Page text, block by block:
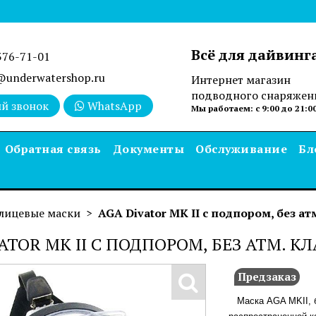
71-01
звонок
WhatsApp
Всё для
Интернет магазин
подводного
Мы работаем: с 9:00 до
Обратная связь Документы Обслуживание
маски AGA Divator MK II с подпором, без
MK II С ПОДПОРОМ, БЕЗ АТМ.
Предзаказ
Маска AGA MKII,